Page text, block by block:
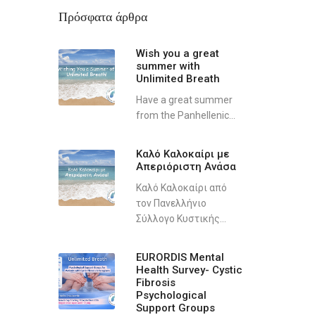
Πρόσφατα άρθρα
Wish you a great
summer with
Unlimited Breath
Have a great summer
from the Panhellenic...
Καλό Καλοκαίρι με
Απεριόριστη Ανάσα
Καλό Καλοκαίρι από
τον Πανελλήνιο
Σύλλογο Κυστικής...
EURORDIS Mental
Health Survey- Cystic
Fibrosis
Psychological
Support Groups